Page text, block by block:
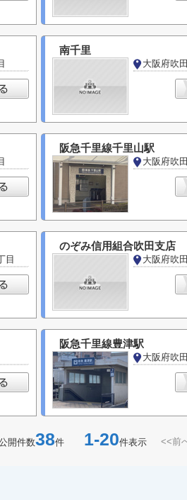
南千里
大阪府吹
阪急千里線千里山駅
大阪府吹
目
のぞみ信用組合吹田支店
大阪府吹
阪急千里線豊津駅
大阪府吹
開件数38件 1-20件表示 <<前